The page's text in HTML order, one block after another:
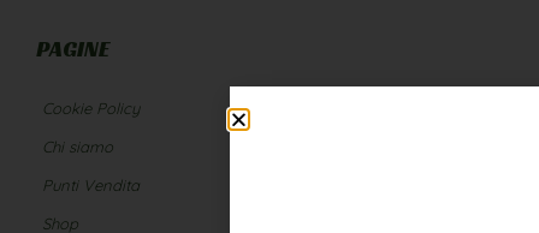
PAGINE
Cookie Policy
Chi siamo
Punti Vendita
Shop